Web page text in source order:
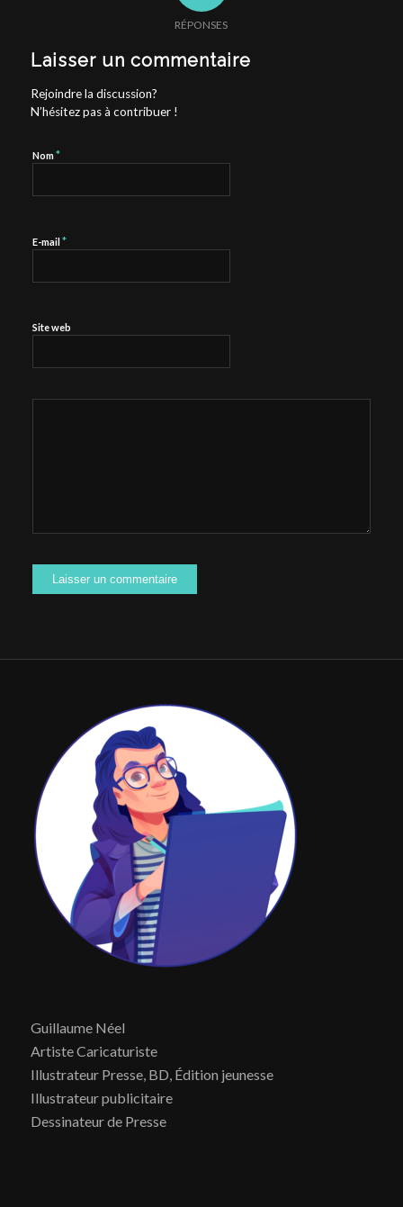
RÉPONSES
Laisser un commentaire
Rejoindre la discussion?
N’hésitez pas à contribuer !
Nom*
E-mail *
Site web
Guillaume Néel
Artiste Caricaturiste
Illustrateur Presse, BD, Édition jeunesse
Illustrateur publicitaire
Dessinateur de Presse